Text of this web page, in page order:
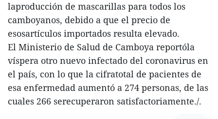
laproducción de mascarillas para todos los
camboyanos, debido a que el precio de
esosartículos importados resulta elevado.
El Ministerio de Salud de Camboya reportóla
víspera otro nuevo infectado del coronavirus en
el país, con lo que la cifratotal de pacientes de
esa enfermedad aumentó a 274 personas, de las
cuales 266 serecuperaron satisfactoriamente./.